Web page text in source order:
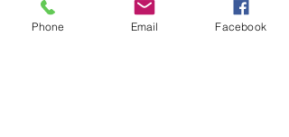
pelos acertos do roteiro, porém, se não
Phone Email Facebook